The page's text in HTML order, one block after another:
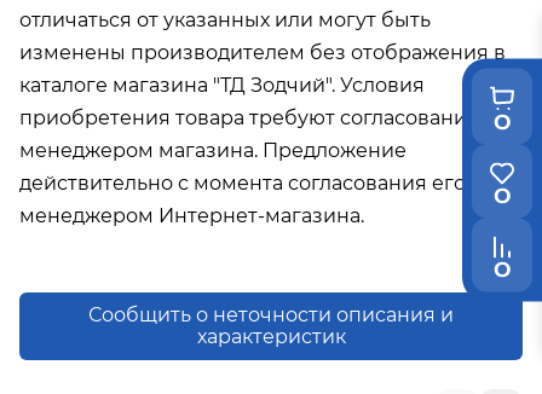
0
0
0
отличаться от указанных или могут быть
изменены производителем без отображения в
каталоге магазина "ТД Зодчий". Условия
приобретения товара требуют согласования с
менеджером магазина. Предложение
действительно с момента согласования его с
менеджером Интернет-магазина.
Сообщить о неточности описания и
характеристик